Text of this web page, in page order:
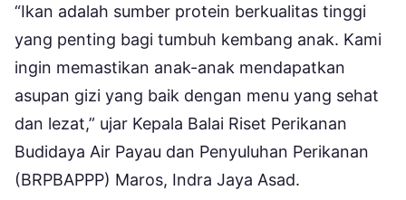
“Ikan adalah sumber protein berkualitas tinggi
yang penting bagi tumbuh kembang anak. Kami
ingin memastikan anak-anak mendapatkan
asupan gizi yang baik dengan menu yang sehat
dan lezat,” ujar Kepala Balai Riset Perikanan
Budidaya Air Payau dan Penyuluhan Perikanan
(BRPBAPPP) Maros, Indra Jaya Asad.